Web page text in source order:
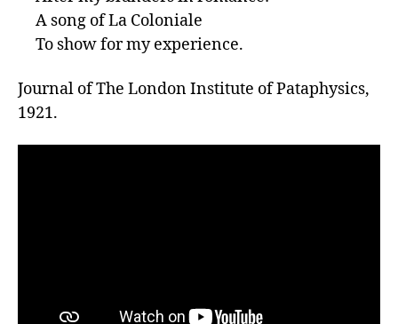
Journal of The London Institute of Pataphysics,
1921.